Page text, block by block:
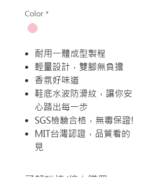
Color *
耐用一體成型製程
輕量設計，雙腳無負擔
香氛好味道
鞋底水波防滑紋，讓你安
心踏出每一步
SGS檢驗合格，無毒保證!
MIT台灣認證，品質看的
見